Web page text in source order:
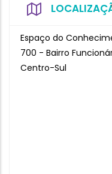
Espaço do
700 - Bairro
Centro-Sul